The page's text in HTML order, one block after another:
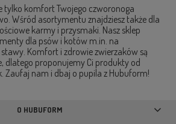
tylko komfort Twojego czworonoga
Wśród asortymentu znajdziesz także dla
karmy i przysmaki. Nasz sklep
dla psów i kotów m.in. na
Komfort i zdrowie zwierzaków są
dlatego proponujemy Ci produkty od
Zaufaj nam i dbaj o pupila z Hubuform!
O HUBUFORM